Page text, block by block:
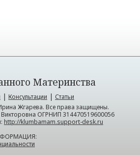
Материнства
| Консультации | Статьи
Жгарева. Все права защищены.
ОГРНИП 314470519600056
http://klumbamam.support-desk.ru